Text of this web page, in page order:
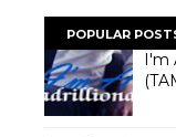
POPULAR
I'm